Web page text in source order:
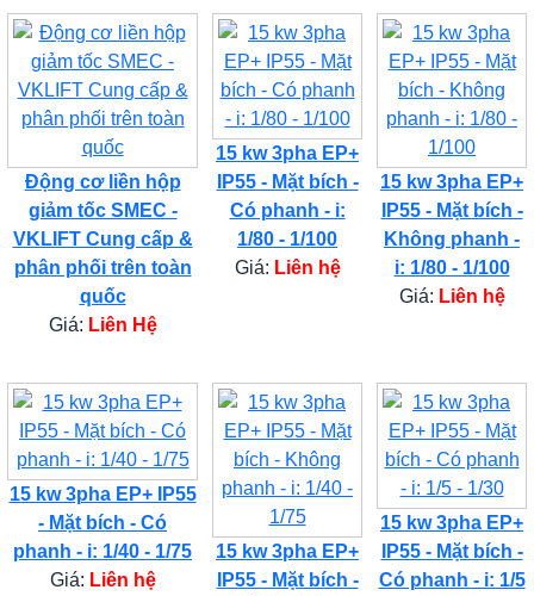
Động cơ liền hộp
giảm tốc SMEC -
VKLIFT Cung cấp &
phân phối trên toàn
quốc
Giá: Liên Hệ
15 kw 3pha EP+
IP55 - Mặt bích -
Có phanh - i:
1/80 - 1/100
Giá: Liên hệ
15 kw 3pha EP+
IP55 - Mặt bích -
Không phanh -
i: 1/80 - 1/100
Giá: Liên hệ
15 kw 3pha EP+ IP55
- Mặt bích - Có
phanh - i: 1/40 - 1/75
Giá: Liên hệ
15 kw 3pha EP+
IP55 - Mặt bích -
15 kw 3pha EP+
IP55 - Mặt bích -
Có phanh - i: 1/5